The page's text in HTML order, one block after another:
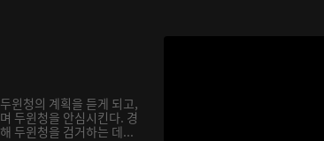
윈청의 계획을 듣게 되고,
두윈청을 안심시킨다. 경
두윈청을 검거하는 데...